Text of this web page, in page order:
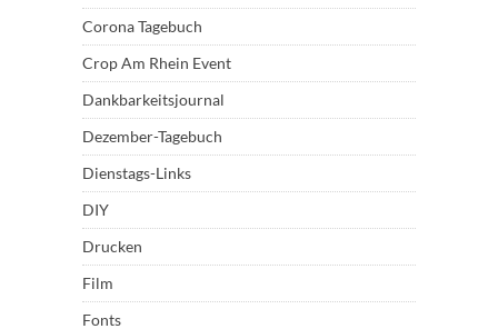
Corona Tagebuch
Crop Am Rhein Event
Dankbarkeitsjournal
Dezember-Tagebuch
Dienstags-Links
DIY
Drucken
Film
Fonts